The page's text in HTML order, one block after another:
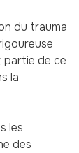
du trauma
partie de ce
la
les
des